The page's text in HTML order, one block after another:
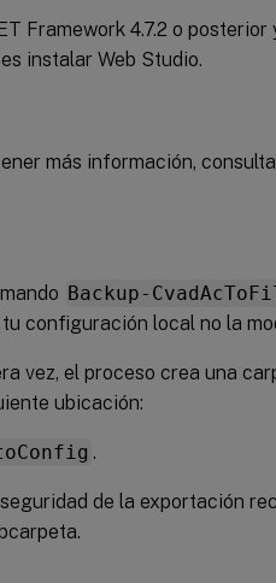
Framework 4.7.2 o
instalar Web Studio.
más información, consulta
Backup-
configuración local no la
vez, el proceso crea una
ubicación:
.
de la exportación